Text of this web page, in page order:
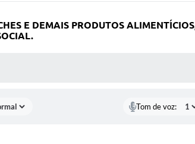
E DEMAIS PRODUTOS
Tom de voz: